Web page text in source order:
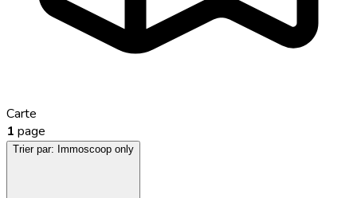
Carte
1 page
Trier par: Immoscoop only